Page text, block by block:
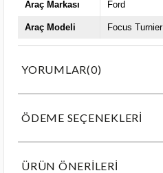
Araç Markası Ford
Araç Modeli Focus Turnier
YORUMLAR(0)
ÖDEME SEÇENEKLERI
ÜRÜN ÖNERILERI